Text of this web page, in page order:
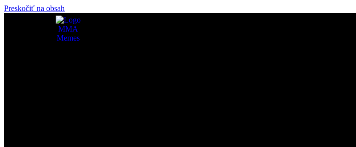
Preskočiť na obsah